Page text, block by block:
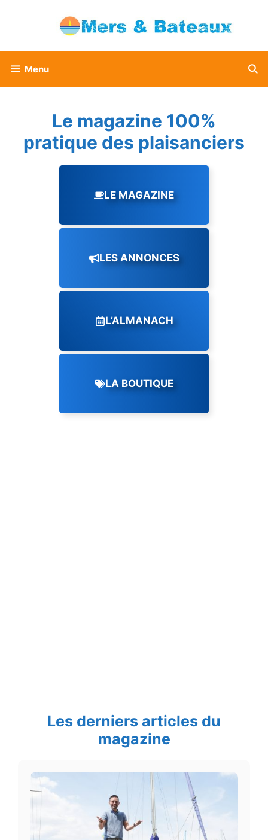
Menu
Le magazine 100%
pratique des plaisanciers
LE MAGAZINE
LES ANNONCES
L’ALMANACH
LA BOUTIQUE
Les derniers articles du
magazine